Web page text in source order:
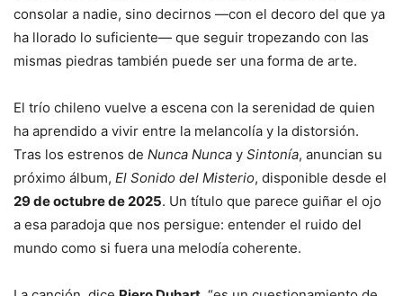
consolar a nadie, sino decirnos —con el decoro del que ya
ha llorado lo suficiente— que seguir tropezando con las
mismas piedras también puede ser una forma de arte.
El trío chileno vuelve a escena con la serenidad de quien
ha aprendido a vivir entre la melancolía y la distorsión.
Tras los estrenos de Nunca Nunca y Sintonía, anuncian su
próximo álbum, El Sonido del Misterio, disponible desde el
29 de octubre de 2025. Un título que parece guiñar el ojo
a esa paradoja que nos persigue: entender el ruido del
mundo como si fuera una melodía coherente.